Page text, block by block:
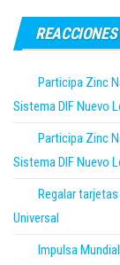
Participa Zinc
Sistema DIF Nuevo
Participa Zinc
Sistema DIF Nuevo
Regalar
Universal
Impulsa